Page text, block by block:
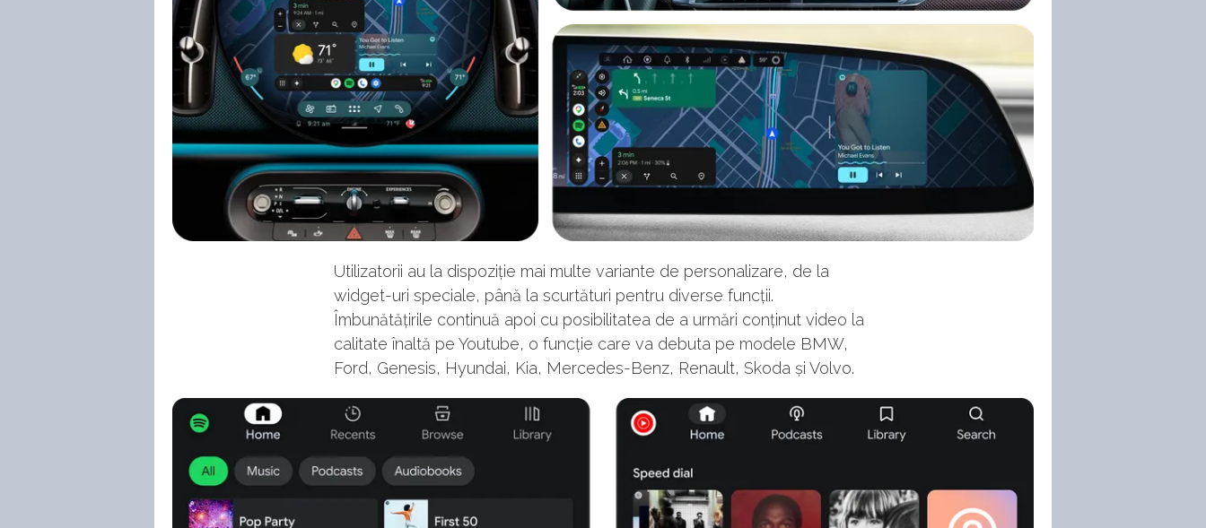
Utilizatorii au la dispoziție mai multe variante de personalizare, de la
widget-uri speciale, până la scurtături pentru diverse funcții.
Îmbunătățirile continuă apoi cu posibilitatea de a urmări conținut video la
calitate înaltă pe Youtube, o funcție care va debuta pe modele BMW,
Ford, Genesis, Hyundai, Kia, Mercedes-Benz, Renault, Skoda și Volvo.